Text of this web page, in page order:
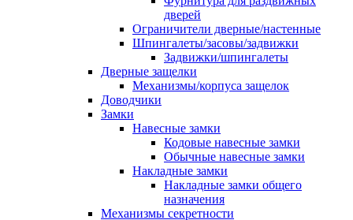
дверей
Ограничители дверные/настенные
Шпингалеты/засовы/задвижки
Задвижки/шпингалеты
Дверные защелки
Механизмы/корпуса защелок
Доводчики
Замки
Навесные замки
Кодовые навесные замки
Обычные навесные замки
Накладные замки
Накладные замки общего
назначения
Механизмы секретности